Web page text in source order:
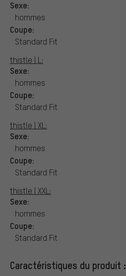
Sexe:
hommes
Coupe:
Standard Fit
thistle | L:
Sexe:
hommes
Coupe:
Standard Fit
thistle | XL:
Sexe:
hommes
Coupe:
Standard Fit
thistle | XXL:
Sexe:
hommes
Coupe:
Standard Fit
Caractéristiques du produit :